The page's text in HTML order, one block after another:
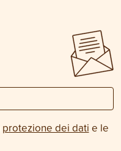
protezione dei dati e le